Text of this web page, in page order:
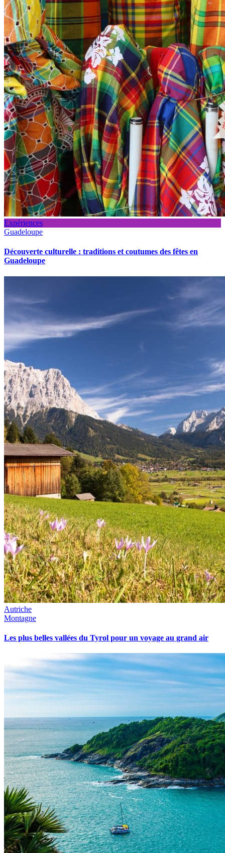
Expériences
Guadeloupe
Découverte culturelle : traditions et coutumes des fêtes en
Guadeloupe
Autriche
Montagne
Les plus belles vallées du Tyrol pour un voyage au grand air